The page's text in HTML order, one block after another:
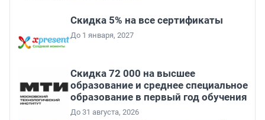
Скидка 5% на все сертификаты
До 1 января, 2027
Скидка 72 000 на высшее
образование и среднее специальное
образование в первый год обучения
До 31 августа, 2026